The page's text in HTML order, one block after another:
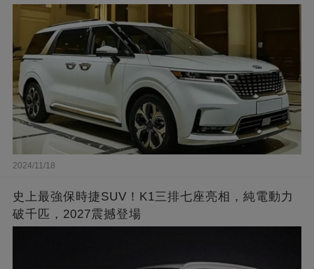
2024/11/18
史上最強保時捷SUV！K1三排七座亮相，純電動力
破千匹，2027震撼登場